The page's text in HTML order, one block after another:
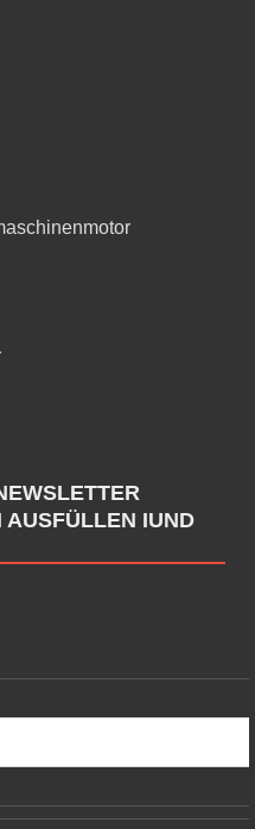
AUSFÜLLEN IUND